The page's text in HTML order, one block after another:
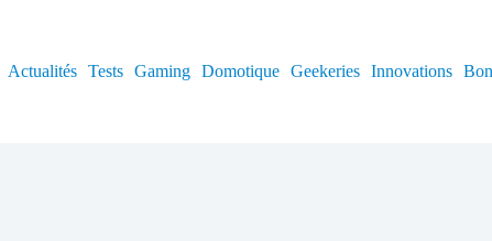
Actualités Tests Gaming Domotique Geekeries Innovations